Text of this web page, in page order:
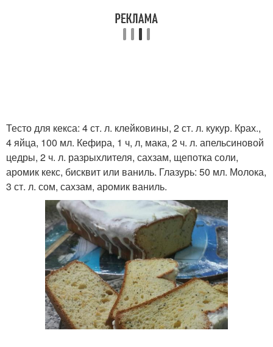
Тесто для кекса: 4 ст. л. клейковины, 2 ст. л. кукур. Крах.,
4 яйца, 100 мл. Кефира, 1 ч, л, мака, 2 ч. л. апельсиновой
цедры, 2 ч. л. разрыхлителя, сахзам, щепотка соли,
аромик кекс, бисквит или ваниль. Глазурь: 50 мл. Молока,
3 ст. л. сом, сахзам, аромик ваниль.